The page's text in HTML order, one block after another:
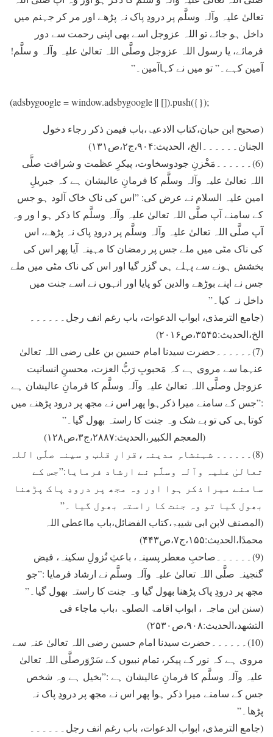
تعالیٰ علیہ وآلہ وسلَّم پر درودِ پاک نہ پڑھے اور مر کر جہنم میں
داخل ہو جائے تو اللہ عزوجل اسے بھی اپنی رحمت سے دور
فرمائے، یا رسول اللہ عزوجل وصلَّی اللہ تعالیٰ علیہ وآلہ و سلَّم!
آمین کہے۔” تو میں نے کہاآمین۔”
(adsbygoogle = window.adsbygoogle || []).push({});
(صحیح ابن حبان،کتاب الادعیۃ،باب فیمن ذکر رجاء دخول
الجنان۔۔۔۔۔۔الخ، الحدیث:۹۰۴،ج۲،ص۱۳۱)
(6)۔۔۔۔۔۔مَخْزنِ جودوسخاوت، پیکرِ عظمت و شرافت صلَّی
اللہ تعالیٰ علیہ وآلہ وسلَّم کا فرمانِ عالیشان ہے کہ جبریلِ
امین علیہ السلام نے عرض کی: ”اس کی ناک خاک آلود ہو جس
کے سامنے آپ صلَّی اللہ تعالیٰ علیہ وآلہ وسلَّم کا ذکر ہو ا ور وہ
آپ صلَّی اللہ تعالیٰ علیہ وآلہ وسلَّم پر درودِ پاک نہ پڑھے، اس
کی ناک مٹی میں ملے جس پر رمضان کا مہینہ آیا پھر اس کی
بخشش ہونے سے پہلے ہی گزر گیا اور اس کی ناک مٹی میں ملے
جس نے اپنے بوڑھے والدین کو پایا اور انہوں نے اسے جنت میں
داخل نہ کیا۔”
(جامع الترمذی، ابواب الدعوات، باب رغم انف رجل۔۔۔۔۔۔
الخ،الحدیث:۳۵۴۵،ص۲۰۱۶)
(7)۔۔۔۔۔۔حضرت سیدنا امام حسین بن علی رضی اللہ تعالیٰ
عنہما سے مروی ہے کہ مَحبوبِ رَبُّ العزت، محسنِ انسانیت
عزوجل وصلَّی اللہ تعالیٰ علیہ وآلہ وسلَّم کا فرمانِ عالیشان ہے
:”جس کے سامنے میرا ذکرہوا پھر اس نے مجھ پر درود پڑھنے میں
کوتاہی کی تو بے شک وہ جنت کا راستہ بھول گیا۔”
(المعجم الکبیر،الحدیث:۲۸۸۷،ج۳،ص۱۲۸)
(8)۔۔۔۔۔۔ شہنشاہِ مدینہ،قرارِ قلب و سینہ صلَّی اللہ
تعالیٰ علیہ وآلہ وسلَّم نے ارشاد فرمایا:”جس کے
سامنے میرا ذکر ہوا اور وہ مجھ پر درودِ پاک پڑھنا
بھول گیا تو وہ جنت کا راستہ بھول گیا ۔”
(المصنف لابن ابی شیبۃ،کتاب الفضائل،باب مااعطی اللہ
محمدًا،الحدیث:۱۵۵،ج۷،ص۴۴۳)
(9)۔۔۔۔۔۔صاحبِ معطر پسینہ، باعثِ نُزولِ سکینہ، فیض
گنجینہ صلَّی اللہ تعالیٰ علیہ وآلہ وسلَّم نے ارشاد فرمایا :”جو
مجھ پر درودِ پاک پڑھنا بھول گیا وہ جنت کا راستہ بھول گیا۔”
(سنن ابن ماجہ ، ابواب اقامۃ الصلوۃ ،باب ماجاء فی
التشھد،الحدیث:۹۰۸،ص۲۵۳۰)
(10)۔۔۔۔۔۔حضرت سیدنا امام حسین رضی اللہ تعالیٰ عنہ سے
مروی ہے کہ نور کے پیکر، تمام نبیوں کے سَرْوَرصلَّی اللہ تعالیٰ
علیہ وآلہ وسلَّم کا فرمانِ عالیشان ہے :”بخیل ہے وہ شخص
جس کے سامنے میرا ذکر ہوا پھر اس نے مجھ پر درودِ پاک نہ
پڑھا۔”
(جامع الترمذی، ابواب الدعوات، باب رغم انف رجل۔۔۔۔۔۔